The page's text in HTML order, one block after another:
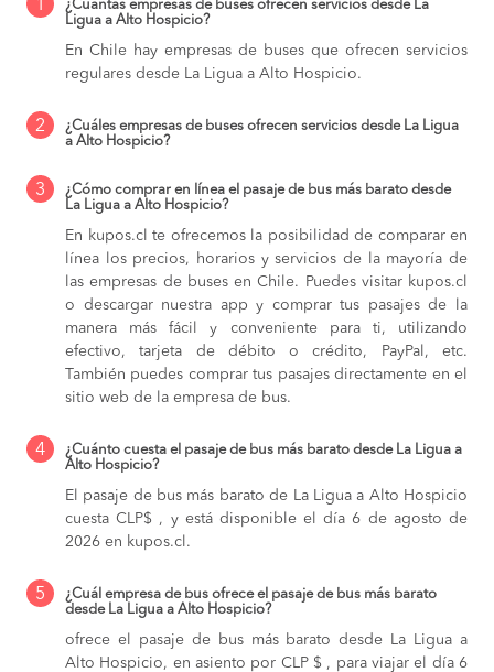
1
¿Cuántas empresas de buses ofrecen servicios desde La
Ligua a Alto Hospicio?
En Chile hay empresas de buses que ofrecen servicios
regulares desde La Ligua a Alto Hospicio.
2
¿Cuáles empresas de buses ofrecen servicios desde La Ligua
a Alto Hospicio?
3
¿Cómo comprar en línea el pasaje de bus más barato desde
La Ligua a Alto Hospicio?
En kupos.cl te ofrecemos la posibilidad de comparar en
línea los precios, horarios y servicios de la mayoría de
las empresas de buses en Chile. Puedes visitar kupos.cl
o descargar nuestra app y comprar tus pasajes de la
manera más fácil y conveniente para ti, utilizando
efectivo, tarjeta de débito o crédito, PayPal, etc.
También puedes comprar tus pasajes directamente en el
sitio web de la empresa de bus.
4
¿Cuánto cuesta el pasaje de bus más barato desde La Ligua a
Alto Hospicio?
El pasaje de bus más barato de La Ligua a Alto Hospicio
cuesta CLP$ , y está disponible el día 6 de agosto de
2026 en kupos.cl.
5
¿Cuál empresa de bus ofrece el pasaje de bus más barato
desde La Ligua a Alto Hospicio?
ofrece el pasaje de bus más barato desde La Ligua a
Alto Hospicio, en asiento por CLP $ , para viajar el día 6